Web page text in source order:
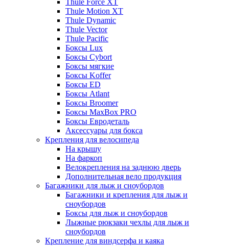
Thule Force XT
Thule Motion XT
Thule Dynamic
Thule Vector
Thule Pacific
Боксы Lux
Боксы Cybort
Боксы мягкие
Боксы Koffer
Боксы ED
Боксы Atlant
Боксы Broomer
Боксы MaxBox PRO
Боксы Евродеталь
Аксессуары для бокса
Крепления для велосипеда
На крышу
На фаркоп
Велокрепления на заднюю дверь
Дополнительная вело продукция
Багажники для лыж и сноубордов
Багажники и крепления для лыж и
сноубордов
Боксы для лыж и сноубордов
Лыжные рюкзаки чехлы для лыж и
сноубордов
Крепление для виндсерфа и каяка